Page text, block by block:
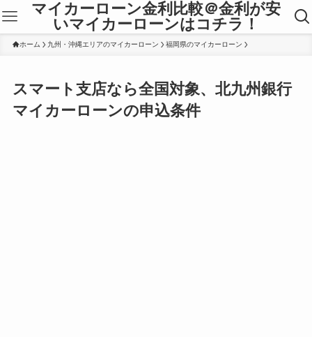
マイカーローン金利比較＠金利が安
いマイカーローンはコチラ！
ホーム 九州・沖縄エリアのマイカーローン 福岡県のマイカーローン
スマート支店なら全国対象、北九州銀行
マイカーローンの申込条件